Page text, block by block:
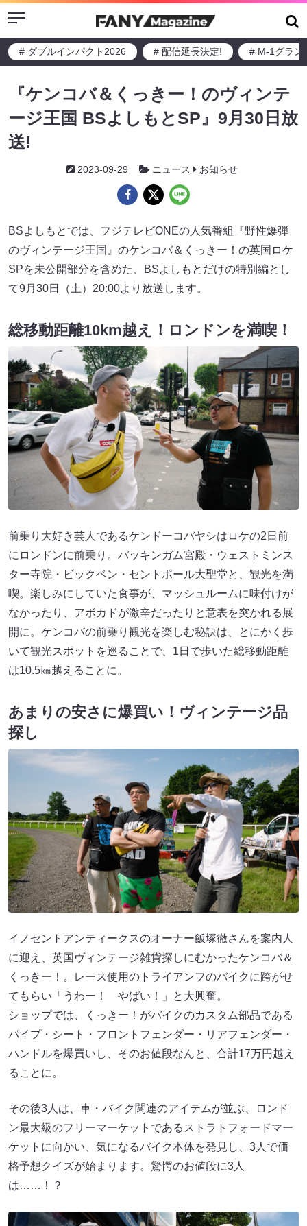
Menu
# ダブルインパクト2026 # 配信延長決定! # M-1グラン
『ケンコバ＆くっきー！のヴィンテ
ージ王国 BSよしもとSP』9月30日放
送!
2023-09-29 ニュース お知らせ
BSよしもとでは、フジテレビONEの人気番組『野性爆弾
のヴィンテージ王国』のケンコバ＆くっきー！の英国ロケ
SPを未公開部分を含めた、BSよしもとだけの特別編とし
て9月30日（土）20:00より放送します。
総移動距離10km越え！ロンドンを満喫！
前乗り大好き芸人であるケンドーコバヤシはロケの2日前
にロンドンに前乗り。バッキンガム宮殿・ウェストミンス
ター寺院・ビックベン・セントポール大聖堂と、観光を満
喫。楽しみにしていた食事が、マッシュルームに味付けが
なかったり、アボカドが激辛だったりと意表を突かれる展
開に。ケンコバの前乗り観光を楽しむ秘訣は、とにかく歩
いて観光スポットを巡ることで、1日で歩いた総移動距離
は10.5㎞越えることに。
あまりの安さに爆買い！ヴィンテージ品
探し
イノセントアンティークスのオーナー飯塚徹さんを案内人
に迎え、英国ヴィンテージ雑貨探しにむかったケンコバ＆
くっきー！。レース使用のトライアンフのバイクに跨がせ
てもらい「うわー！ やばい！」と大興奮。
ショップでは、くっきー！がバイクのカスタム部品である
パイプ・シート・フロントフェンダー・リアフェンダー・
ハンドルを爆買いし、そのお値段なんと、合計17万円越え
ることに。
その後3人は、車・バイク関連のアイテムが並ぶ、ロンド
ン最大級のフリーマーケットであるストラトフォードマー
ケットに向かい、気になるバイク本体を発見し、3人で価
格予想クイズが始まります。驚愕のお値段に3人
は……！？